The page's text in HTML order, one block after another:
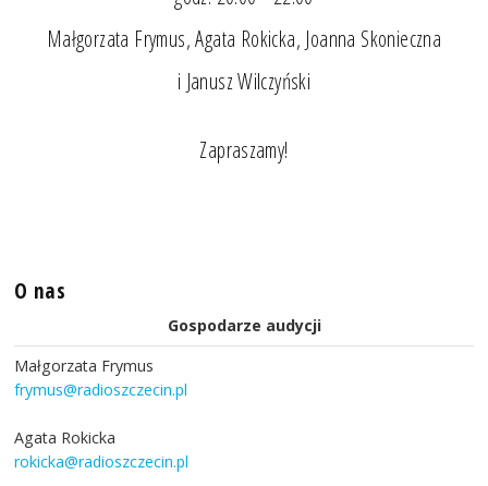
Małgorzata Frymus, Agata Rokicka, Joanna Skonieczna
i Janusz Wilczyński
Zapraszamy!
O nas
Gospodarze audycji
Małgorzata Frymus
frymus@radioszczecin.pl
Agata Rokicka
rokicka@radioszczecin.pl